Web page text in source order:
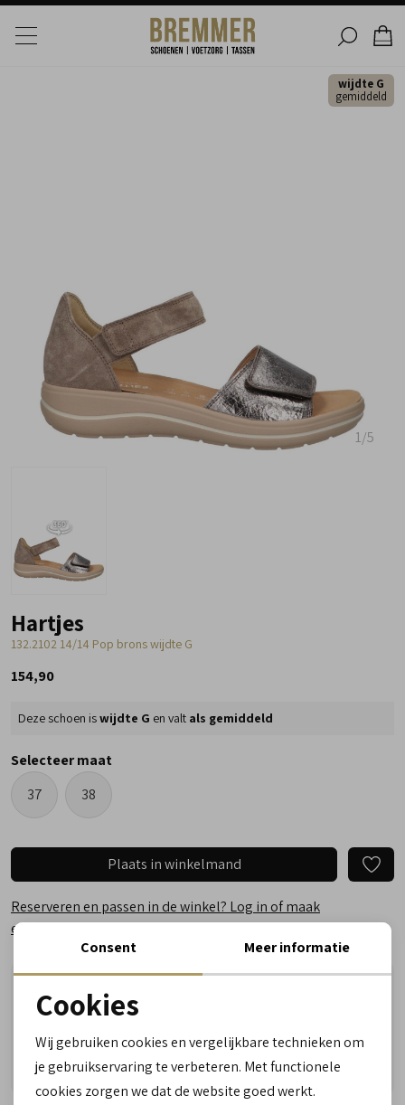
1/5
wijdte G
gemiddeld
Hartjes
132.2102 14/14 Pop brons wijdte G
154,90
Deze schoen iswijdte G en valt als gemiddeld
Selecteer maat
37
38
Plaats in winkelmand
Reserveren en passen in de winkel? Log in of maak
een account aan.
Nu besteld, zaterdag in huis!
Vragen? Wij helpen u graag! Whatsapp of bel ons
Gratis verzending vanaf €50,- (uitgezonderd sale)
Reserveer- en passervice in de winkel!
Noodzakelijke cookies
Analytische cookies
Consent Meer informatie
Cookies
Wij gebruiken cookies en vergelijkbare technieken om
je gebruikservaring te verbeteren. Met functionele
cookies zorgen we dat de website goed werkt.